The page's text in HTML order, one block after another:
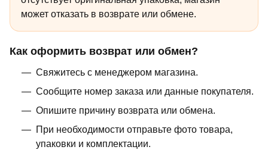
может отказать в возврате или обмене.
Как оформить возврат или обмен?
Свяжитесь с менеджером магазина.
Сообщите номер заказа или данные покупателя.
Опишите причину возврата или обмена.
При необходимости отправьте фото товара,
упаковки и комплектации.